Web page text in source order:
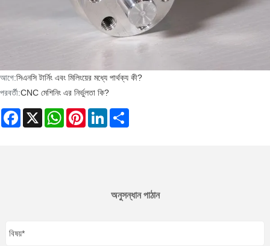
আগে:সিএনসি টার্নিং এবং মিলিংয়ের মধ্যে পার্থক্য কী?
পরবর্তী:CNC মেশিনিং এর নির্ভুলতা কি?
Facebook
X WhatsAppPinterestLinkedIn
অনুসন্ধান পাঠান